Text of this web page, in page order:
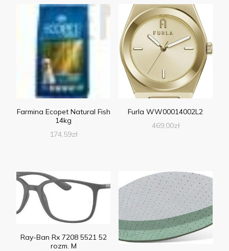
Farmina Ecopet Natural Fish
14kg
174,59zł
Furla WW00014002L2
469,00zł
Ray-Ban Rx 7208 5521 52
rozm. M